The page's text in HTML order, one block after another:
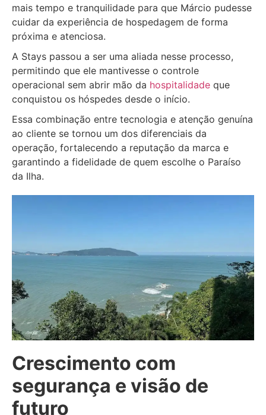
mais tempo e tranquilidade para que Márcio pudesse
cuidar da experiência de hospedagem de forma
próxima e atenciosa.
A Stays passou a ser uma aliada nesse processo,
permitindo que ele mantivesse o controle
operacional sem abrir mão da hospitalidade que
conquistou os hóspedes desde o início.
Essa combinação entre tecnologia e atenção genuína
ao cliente se tornou um dos diferenciais da
operação, fortalecendo a reputação da marca e
garantindo a fidelidade de quem escolhe o Paraíso
da Ilha.
Crescimento com
segurança e visão de
futuro